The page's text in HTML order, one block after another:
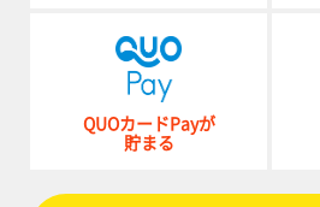
QUOカードPayが
貯まる